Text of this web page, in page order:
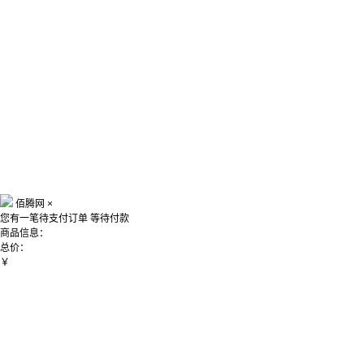
佰腾网 ×
您有一笔待支付订单 等待付款
商品信息：
总价：
￥